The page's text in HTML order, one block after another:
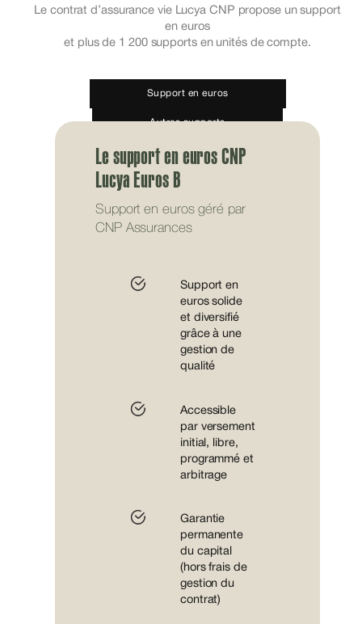
Le contrat d’assurance vie Lucya CNP propose un support
en euros
et plus de 1 200 supports en unités de compte.
Support en euros
Autres supports
Le support en euros CNP
Lucya Euros B
Support en euros géré par
CNP Assurances
Support en
euros solide
et diversifié
grâce à une
gestion de
qualité
Accessible
par versement
initial, libre,
programmé et
arbitrage
Garantie
permanente
du capital
(hors frais de
gestion du
contrat)